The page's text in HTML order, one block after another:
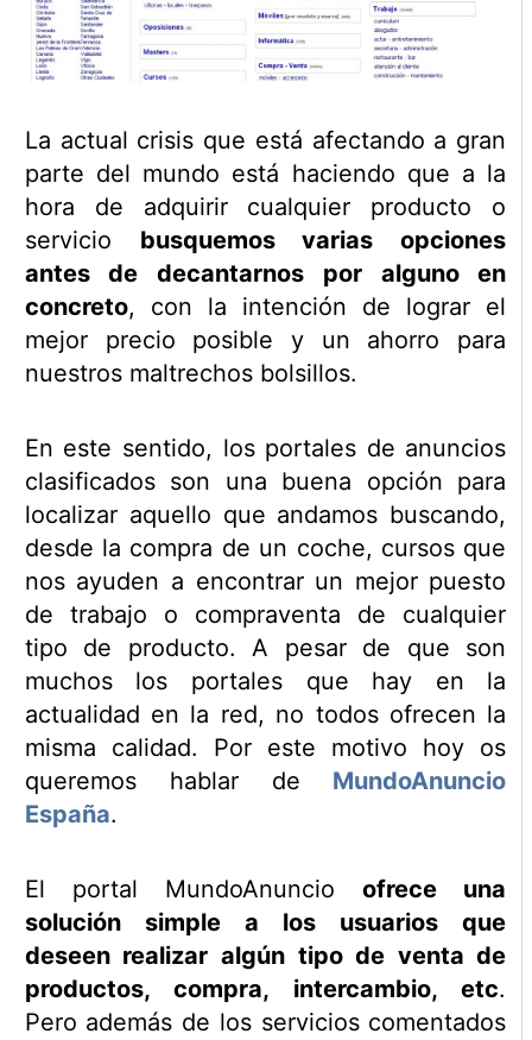
La actual crisis que está afectando a gran
parte del mundo está haciendo que a la
hora de adquirir cualquier producto o
servicio busquemos varias opciones
antes de decantarnos por alguno en
concreto, con la intención de lograr el
mejor precio posible y un ahorro para
nuestros maltrechos bolsillos.
En este sentido, los portales de anuncios
clasificados son una buena opción para
localizar aquello que andamos buscando,
desde la compra de un coche, cursos que
nos ayuden a encontrar un mejor puesto
de trabajo o compraventa de cualquier
tipo de producto. A pesar de que son
muchos los portales que hay en la
actualidad en la red, no todos ofrecen la
misma calidad. Por este motivo hoy os
queremos hablar de
MundoAnuncio
España.
El portal MundoAnuncioofrece una
solución simple a los usuarios que
deseen realizar algún tipo de venta de
productos, compra, intercambio, etc.
Pero además de los servicios comentados